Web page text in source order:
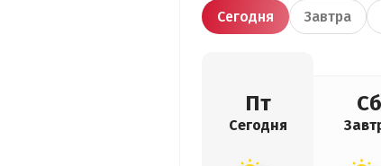
Сегодня Завтра
Пт
Сегодня
Сб